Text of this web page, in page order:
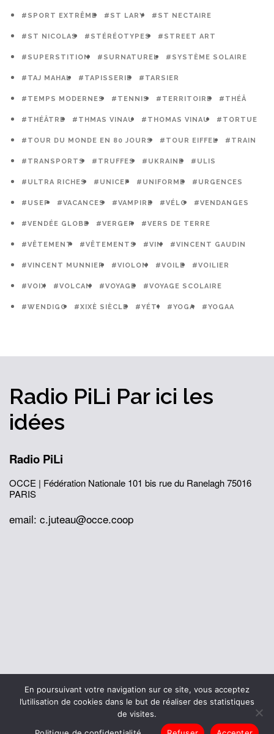
#SPORT EXTRÊME #ST LARY #ST NECTAIRE
#ST NICOLAS #STÉRÉOTYPES #STREET ART
#SUPERSTITION #SURNATUREL #SYSTÈME SOLAIRE
#TAJ MAHAL #TAPISSERIE #TARSIER
#TEMPS MODERNES #TENNIS #TERRITOIRE #THÉÂ
#THÉÂTRE #THMAS VINAU #THOMAS VINAU #TORTUE
#TOUR DU MONDE EN 80 JOURS #TOUR EIFFEL #TRAIN
#TRANSPORTS #TRUFFES #UKRAINE #ULIS
#ULTRA RICHES #UNICEF #UNIFORME #URGENCES
#USEP #VACANCES #VAMPIRE #VÉLO #VENDANGES
#VENDÉE GLOBE #VERGER #VERS DE TERRE
#VÊTEMENT #VÊTEMENTS #VIN #VINCENT GAUDIN
#VINCENT MUNNIER #VIOLON #VOILE #VOILIER
#VOIX #VOLCAN #VOYAGE #VOYAGE SCOLAIRE
#WENDIGO #XIXÈ SIÈCLE #YÉTI #YOGA #YOGAA
Radio PiLi Par ici les
idées
Radio PiLi
OCCE | Fédération Nationale 101 bis rue du Ranelagh75016
PARIS
email: c.juteau@occe.coop
© 2026 Office Central de la Coopération à l'École
Mentions légales
Politique de confidentialité
L’histoire de I’OCCE
En poursuivant votre navigation sur ce site, vous acceptez
l’utilisation de cookies dans le but de réaliser des statistiques
de visites.